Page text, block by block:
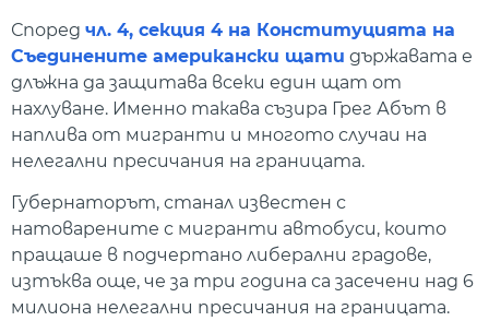
Според чл. 4, секция 4 на Конституцията на
Съединените американски щати държавата е
длъжна да защитава всеки един щат от
нахлуване. Именно такава съзира Грег Абът в
наплива от мигранти и многото случаи на
нелегални пресичания на границата.
Губернаторът, станал известен с
натоварените с мигранти автобуси, които
пращаше в подчертано либерални градове,
изтъква още, че за три година са засечени над 6
милиона нелегални пресичания на границата.